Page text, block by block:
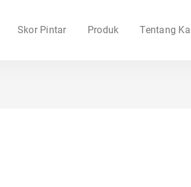
Skor Pintar Produk Tentang